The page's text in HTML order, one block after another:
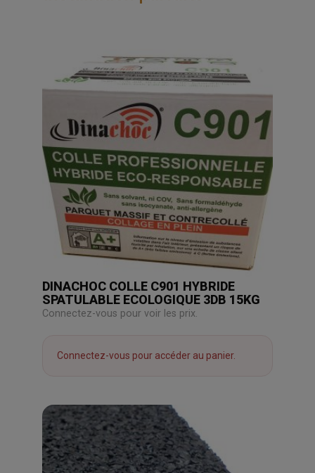
DINACHOC COLLE C901 HYBRIDE
SPATULABLE ECOLOGIQUE 3DB 15KG
Connectez-vous pour voir les prix.
Connectez-vous pour accéder au panier.